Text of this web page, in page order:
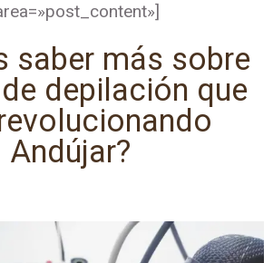
saber más sobre
depilación que
Andújar?